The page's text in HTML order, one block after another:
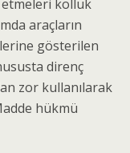
kolluk
araçların
gösterilen
direnç
zor kullanılarak
hükmü